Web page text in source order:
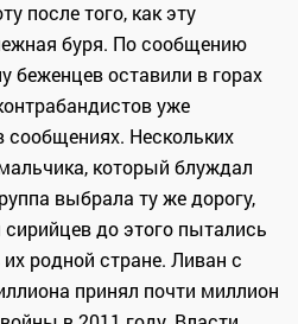
после того, как эту
буря. По сообщению
беженцев оставили в горах
уже
сообщениях. Нескольких
который блуждал
выбрала ту же дорогу,
до этого пытались
родной стране. Ливан с
принял почти миллион